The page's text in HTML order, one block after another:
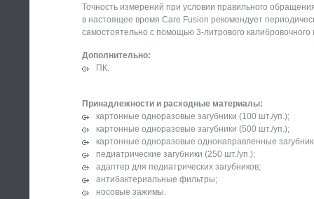
Точность измерений при условии правильного
в настоящее время Care Fusion рекомендует
самостоятельно с помощью 3-литрового
Дополнительно:
ПК.
Принадлежности и расходные материалы:
картонные одноразовые загубники (100 шт./уп.);
картонные одноразовые загубники (500 шт./уп.);
картонные одноразовые однонаправленные
педиатрические загубники (250 шт./уп.);
адаптер для педиатрических загубников;
антибактериальные фильтры;
носовые зажимы.